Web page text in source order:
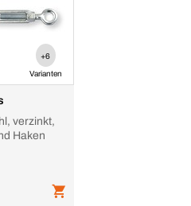
+6
Varianten
verzinkt,
Haken